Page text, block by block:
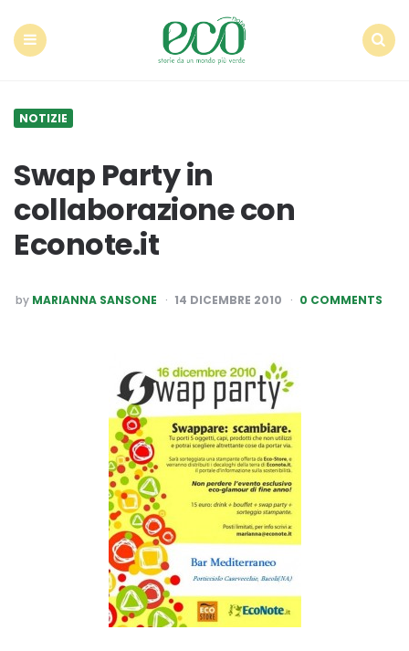
NOTIZIE
Swap Party in
collaborazione con
Econote.it
POSTED
BY
by MARIANNA SANSONE 14 DICEMBRE 2010 0 COMMENTS